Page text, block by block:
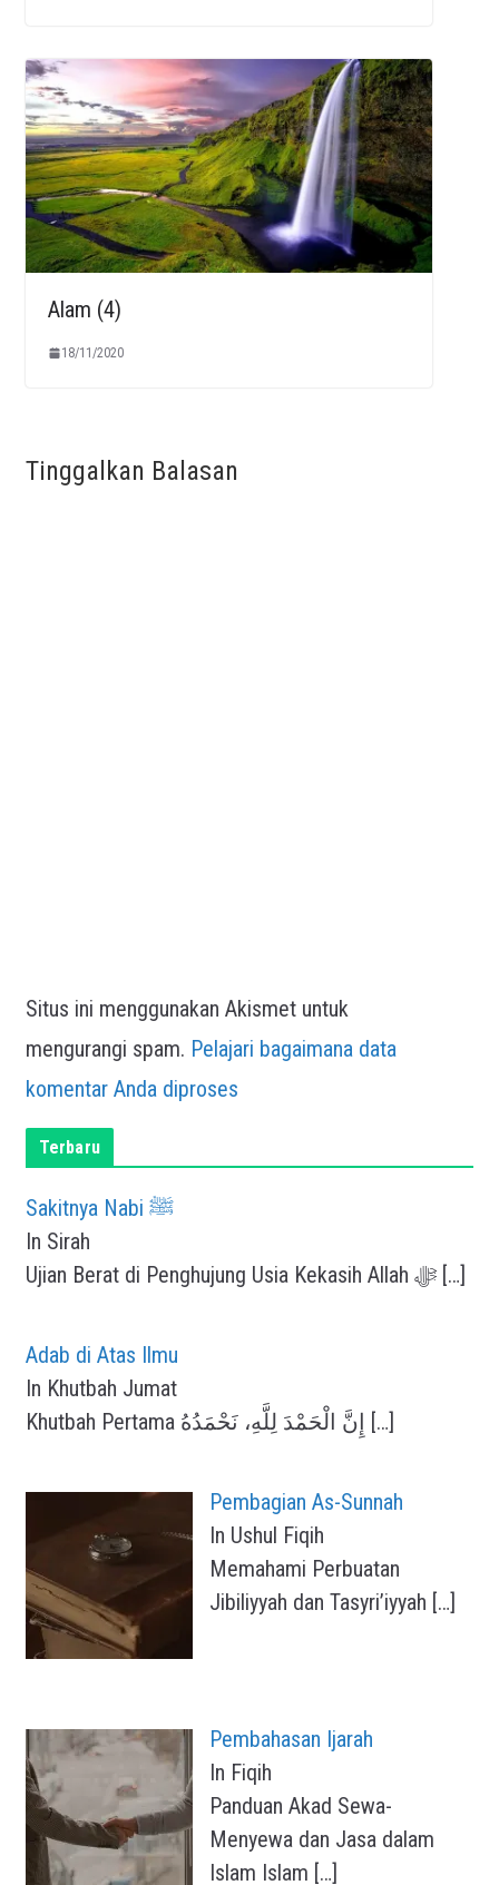
Alam (4)
18/11/2020
Tinggalkan Balasan
Situs ini menggunakan Akismet untuk
mengurangi spam. Pelajari bagaimana data
komentar Anda diproses
Terbaru
Sakitnya Nabi ﷺ
In Sirah
Ujian Berat di Penghujung Usia Kekasih Allah ﷻ […]
Adab di Atas Ilmu
In Khutbah Jumat
[…]
Pembagian As-Sunnah
In Ushul Fiqih
Memahami Perbuatan
Jibiliyyah dan Tasyri’iyyah […]
Pembahasan Ijarah
In Fiqih
Panduan Akad Sewa-
Menyewa dan Jasa dalam
Islam Islam […]